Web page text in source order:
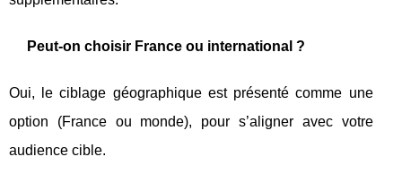
Peut-on choisir France ou international ?
Oui, le ciblage géographique est présenté comme une
option (France ou monde), pour s’aligner avec votre
audience cible.